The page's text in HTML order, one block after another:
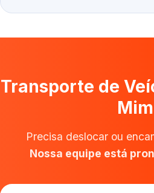
Transporte de
Mim
Precisa deslocar ou
Nossa equipe está